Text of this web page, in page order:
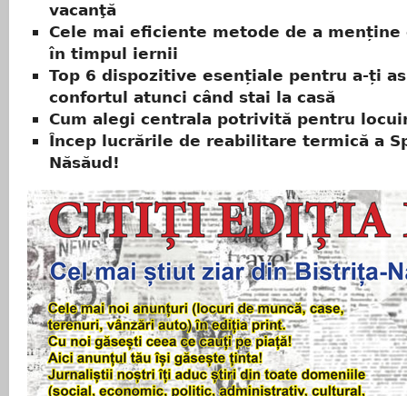
vacanţă
Cele mai eficiente metode de a menține
în timpul iernii
Top 6 dispozitive esențiale pentru a-ți
confortul atunci când stai la casă
Cum alegi centrala potrivită pentru
Încep lucrările de reabilitare termică a
Năsăud!